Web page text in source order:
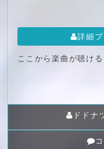
詳細
ここから楽曲が聴ける
ドドナ